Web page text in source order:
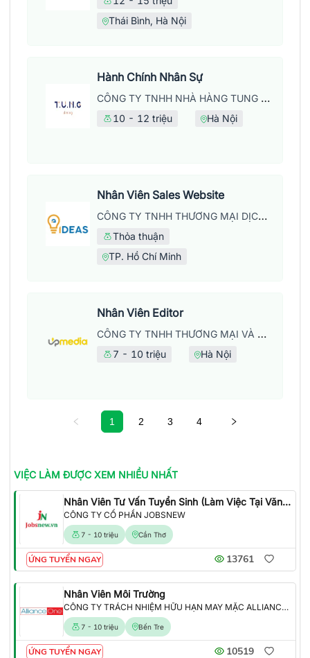
Thái Bình, Hà Nội
Hành Chính Nhân Sự
CÔNG TY TNHH NHÀ HÀNG TUNG DINING
10 - 12 triệu Hà Nội
Nhân Viên Sales Website
CÔNG TY TNHH THƯƠNG MẠI DỊCH VỤ WEB IDEAS
Thỏa thuận
TP. Hồ Chí Minh
Nhân Viên Editor
CÔNG TY TNHH THƯƠNG MẠI VÀ DỊCH VỤ UPMEDIA
7 - 10 triệu Hà Nội
1 2 3 4
VIỆC LÀM ĐƯỢC XEM NHIỀU NHẤT
Nhân Viên Tư Vấn Tuyển Sinh (Làm Việc Tại Văn Phòng)
CÔNG TY CỔ PHẦN JOBSNEW
7 - 10 triệu Cần Thơ
ỨNG TUYỂN NGAY 13761
Nhân Viên Môi Trường
CÔNG TY TRÁCH NHIỆM HỮU HẠN MAY MẶC ALLIANCE ONE
7 - 10 triệu Bến Tre
ỨNG TUYỂN NGAY 10519